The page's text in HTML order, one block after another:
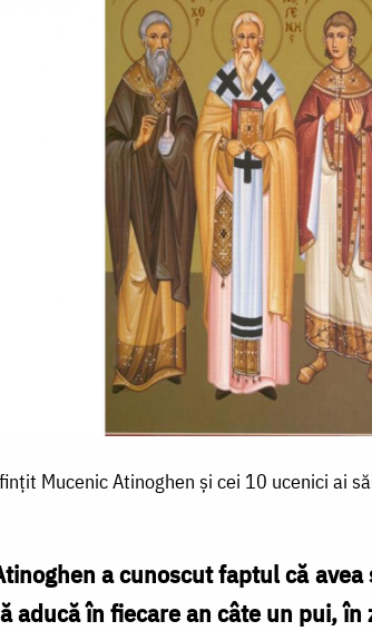
Mucenic Atinoghen și cei 10 ucenici ai
a cunoscut faptul că
aducă în fiecare an câte un pui,